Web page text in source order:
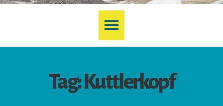
Tag: Kuttlerkopf